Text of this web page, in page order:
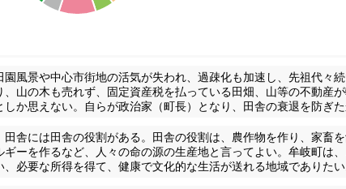
園風景や中心市街地の活気が失われ、過疎化も加速し、先祖代々
、山の木も売れず、固定資産税を払っている田畑、山等の不動産
しか思えない。自らが政治家（町長）となり、田舎の衰退を防ぎた
田舎には田舎の役割がある。田舎の役割は、農作物を作り、家畜
ギーを作るなど、人々の命の源の生産地と言ってよい。牟岐町は
必要な所得を得て、健康で文化的な生活が送れる地域でありたい